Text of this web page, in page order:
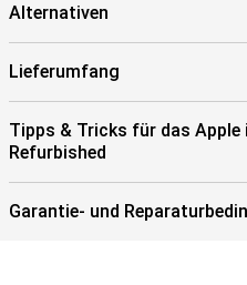
Alternativen
Lieferumfang
Tipps & Tricks für das Apple
Refurbished
Garantie- und